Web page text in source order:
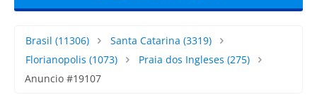
Brasil (11306) Santa Catarina (3319)
Florianopolis (1073) Praia dos Ingleses (275)
Anuncio #19107